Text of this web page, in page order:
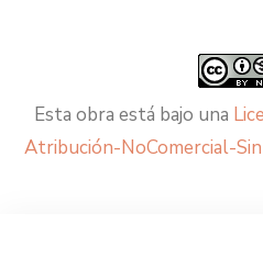
Esta obra está bajo una
Atribución-NoComercial-